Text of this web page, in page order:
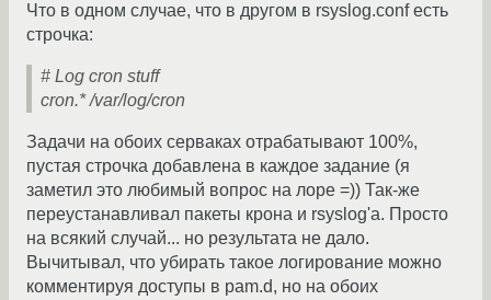
Что в одном случае, что в другом в rsyslog.conf есть
строчка:
# Log cron stuff
cron.* /var/log/cron
Задачи на обоих серваках отрабатывают 100%,
пустая строчка добавлена в каждое задание (я
заметил это любимый вопрос на лоре =)) Так-же
переустанавливал пакеты крона и rsyslog'а. Просто
на всякий случай... но результата не дало.
Вычитывал, что убирать такое логирование можно
комментируя доступы в pam.d, но на обоих